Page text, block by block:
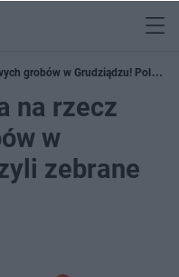
grobów w Grudziądzu! Policzyli
na rzecz
w
zebrane